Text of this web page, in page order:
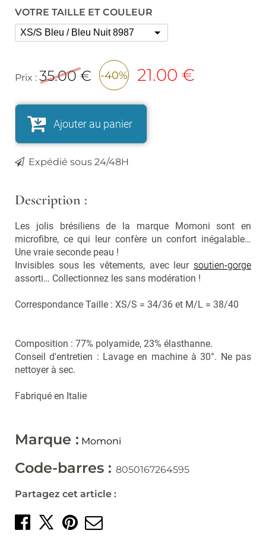
Foulards, écharpes,
Lunettes
Lunettes de Lecture
Bouquets parfumés et
concentrés
Ustensiles
Soldes
Nos pépites
Carte cadeau
VOTRE TAILLE ET COULEUR
Prix : 35.00 € -40% 21.00 €
Ajouter au panier
Expédié sous 24/48H
Description :
Les jolis brésiliens de la marque Momoni sont en
microfibre, ce qui leur confère un confort inégalable…
Une vraie seconde peau !
Invisibles sous les vêtements, avec leur soutien-gorge
assorti… Collectionnez les sans modération !
Correspondance Taille : XS/S = 34/36 et M/L = 38/40
Composition : 77% polyamide, 23% élasthanne.
Conseil d'entretien : Lavage en machine à 30°. Ne pas
nettoyer à sec.
Fabriqué en Italie
Marque : Momoni
Code-barres : 8050167264595
Partagez cet article :
Partager sur Facebook
Partager sur X
Créer un épingle sur
Envoyer par mail